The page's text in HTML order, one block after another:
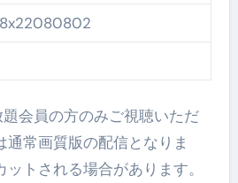
常画質版の配信となりま
トされる場合があります。